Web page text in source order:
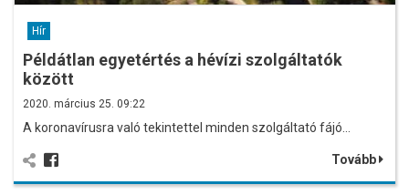
Hír
Példátlan egyetértés a hévízi szolgáltatók
között
2020. március 25. 09:22
A koronavírusra való tekintettel minden szolgáltató fájó…
Tovább